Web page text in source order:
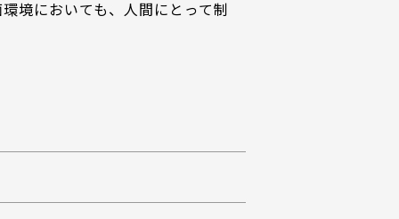
境においても、人間にとって制